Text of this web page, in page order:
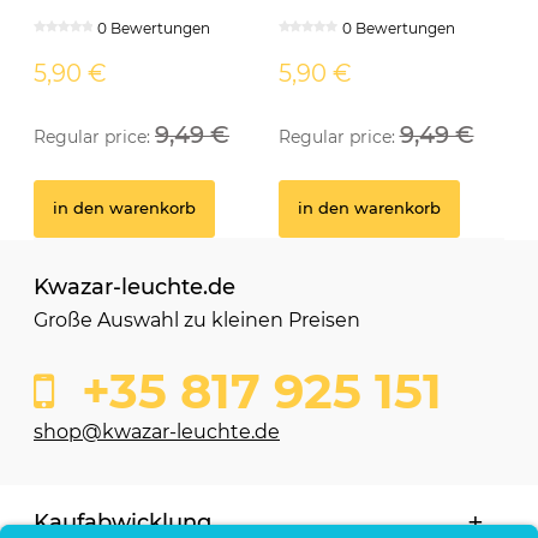
0 Bewertungen
5,90 €
Regular price: 9,49 €
in den warenkorb
0 Bewertungen
5,90 €
Regular price:9,49 €
in den warenkorb
Kwazar-leuchte.de
Große Auswahl zu kleinen Preisen
+35 817 925 151
shop@kwazar-leuchte.de
Kaufabwicklung